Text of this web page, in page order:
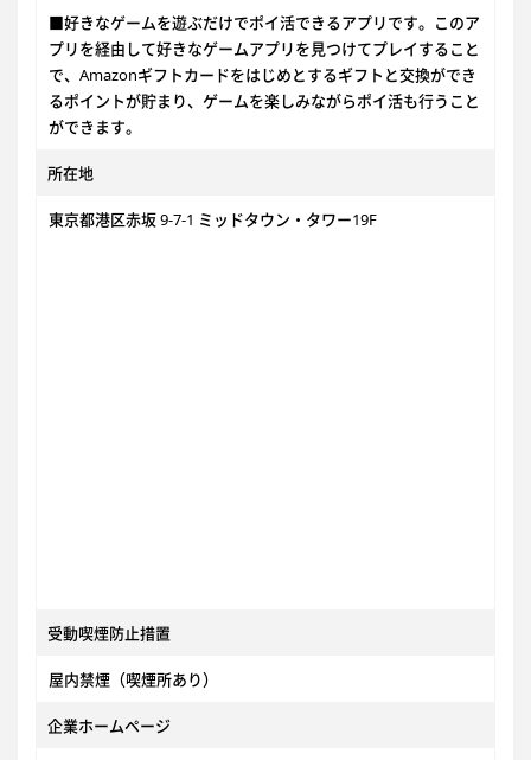
■好きなゲームを遊ぶだけでポイ活できるアプリです。このア
プリを経由して好きなゲームアプリを見つけてプレイすること
で、Amazonギフトカードをはじめとするギフトと交換ができ
るポイントが貯まり、ゲームを楽しみながらポイ活も行うこと
ができます。
所在地
東京都港区赤坂 9-7-1 ミッドタウン・タワー19F
受動喫煙防止措置
屋内禁煙（喫煙所あり）
企業ホームページ